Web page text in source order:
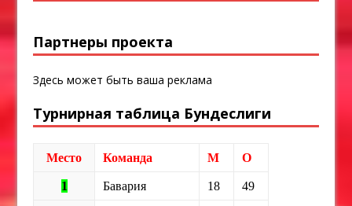
Партнеры проекта
Здесь может быть ваша реклама
Турнирная таблица Бундеслиги
Место Команда М О
1 Бавария 18 49